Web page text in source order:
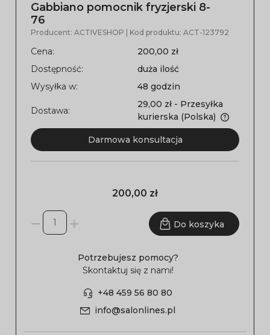
Gabbiano pomocnik fryzjerski 8-
76
Producent: ACTIVESHOP | Kod produktu: ACT-123792
Cena:
200,00 zł
Dostępność:
duża ilość
Wysyłka w:
48 godzin
Dostawa:
29,00 zł - Przesyłka
kurierska (Polska)
Darmowa konsultacja
200,00 zł
Do koszyka
Potrzebujesz pomocy?
Skontaktuj się z nami!
+48 459 56 80 80
info@salonlines.pl